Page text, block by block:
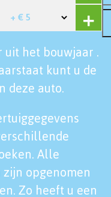
+ € 5
uit het bouwjaar .
kunt u de
deze auto.
Alle
opgenomen
Zo heeft u een